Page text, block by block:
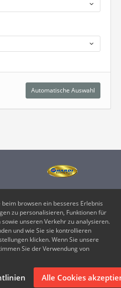
Automatische Auswahl
Selector© Alle Rechte vorbehalten
browsen ein besseres Erlebnis
zu personalisieren, Funktionen für
unseren Verkehr zu analysieren.
und wie Sie sie kontrollieren
klicken. Wenn Sie unsere
Sie der Verwendung von
Alle Cookies